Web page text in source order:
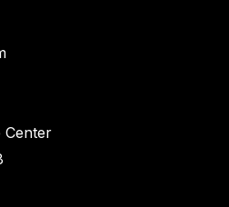
Center